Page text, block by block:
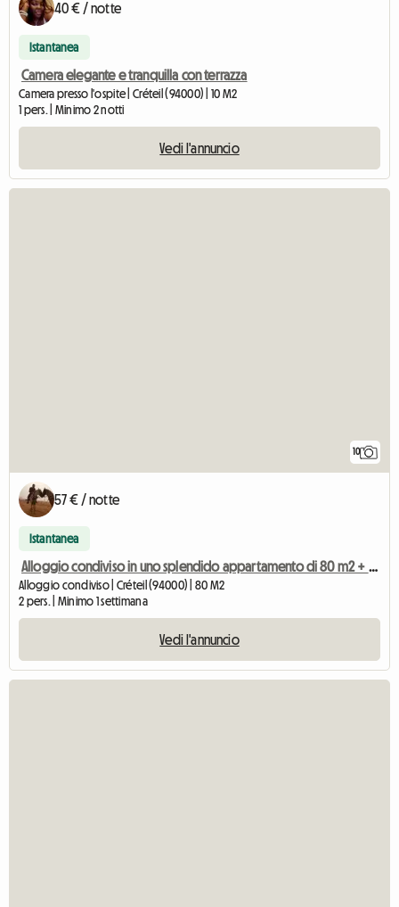
40 € / notte
Istantanea
Camera elegante e tranquilla con terrazza
Camera presso l'ospite | Créteil (94000) | 10 M2
1 pers. | Minimo 2 notti
Vedi l'annuncio
10
57 € / notte
Istantanea
Alloggio condiviso in uno splendido appartamento di 80 m2 + ampio giardino
Alloggio condiviso | Créteil (94000) | 80 M2
2 pers. | Minimo 1 settimana
Vedi l'annuncio